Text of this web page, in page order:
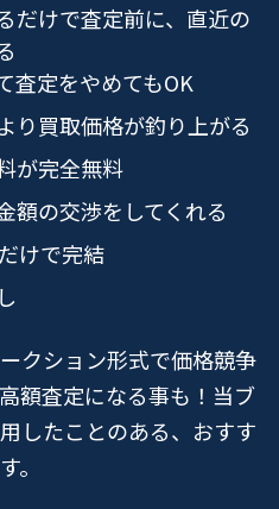
だけで査定前に、直近の
査定をやめてもOK
り買取価格が釣り上がる
が完全無料
額の交渉をしてくれる
けで完結
クション形式で価格競争
額査定になる事も！当ブ
したことのある、おすす
。